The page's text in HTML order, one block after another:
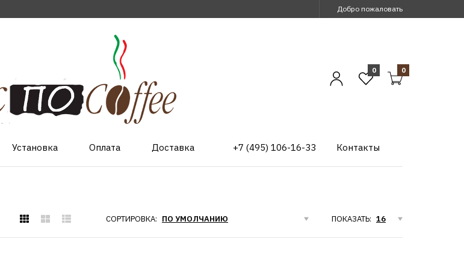
Добро пожаловать
0 0
Установка Оплата Доставка +7 (495) 106-16-33 Контакты
СОРТИРОВКА: ПОКАЗАТЬ: